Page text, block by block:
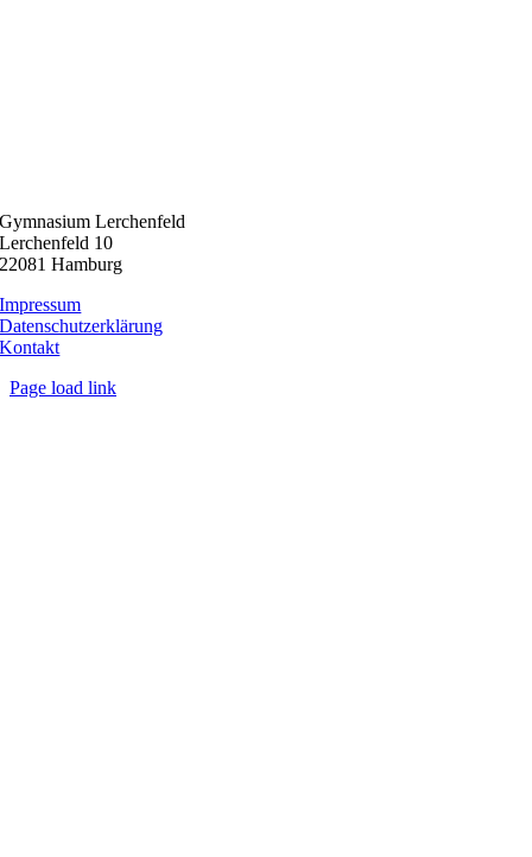
Gymnasium Lerchenfeld
Lerchenfeld 10
22081 Hamburg
Impressum
Datenschutzerklärung
Kontakt
Page load link